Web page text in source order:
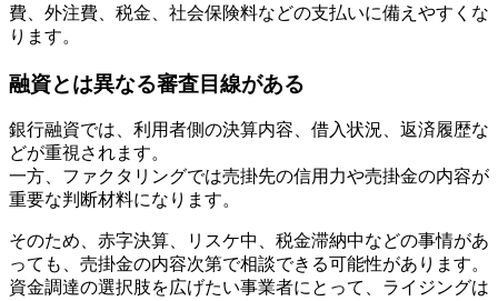
費、外注費、税金、社会保険料などの支払いに備えやすくな
ります。
融資とは異なる審査目線がある
銀行融資では、利用者側の決算内容、借入状況、返済履歴な
どが重視されます。
一方、ファクタリングでは売掛先の信用力や売掛金の内容が
重要な判断材料になります。
そのため、赤字決算、リスケ中、税金滞納中などの事情があ
っても、売掛金の内容次第で相談できる可能性があります。
資金調達の選択肢を広げたい事業者にとって、ライジングは